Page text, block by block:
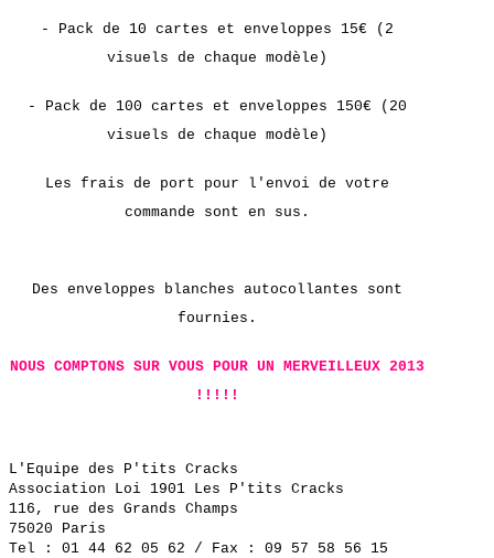
- Pack de 10 cartes et enveloppes 15€ (2
visuels de chaque modèle)
- Pack de 100 cartes et enveloppes 150€ (20
visuels de chaque modèle)
Les frais de port pour l'envoi de votre
commande sont en sus.
Des enveloppes blanches autocollantes sont
fournies.
NOUS COMPTONS SUR VOUS POUR UN MERVEILLEUX 2013
!!!!!
L'Equipe des P'tits Cracks
Association Loi 1901 Les P'tits Cracks
116, rue des Grands Champs
75020 Paris
Tel : 01 44 62 05 62 / Fax : 09 57 58 56 15